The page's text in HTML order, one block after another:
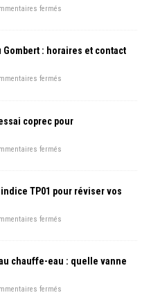
fermés
Gombert : horaires et contact
fermés
coprec pour
fermés
TP01 pour réviser vos
fermés
chauffe-eau : quelle vanne
fermés